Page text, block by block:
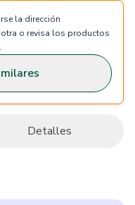
la dirección
o revisa los productos
Detalles